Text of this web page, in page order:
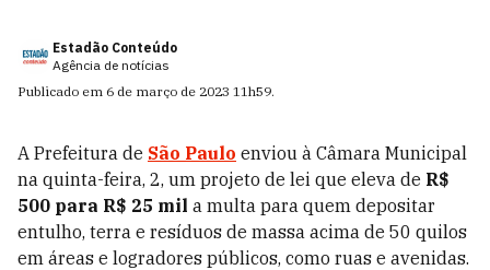
Estadão Conteúdo
Agência de notícias
Publicado em 6 de março de 2023 11h59.
A Prefeitura de São Paulo enviou à Câmara Municipal
na quinta-feira, 2, um projeto de lei que eleva de R$
500 para R$ 25 mil a multa para quem depositar
entulho, terra e resíduos de massa acima de 50 quilos
em áreas e logradores públicos, como ruas e avenidas.